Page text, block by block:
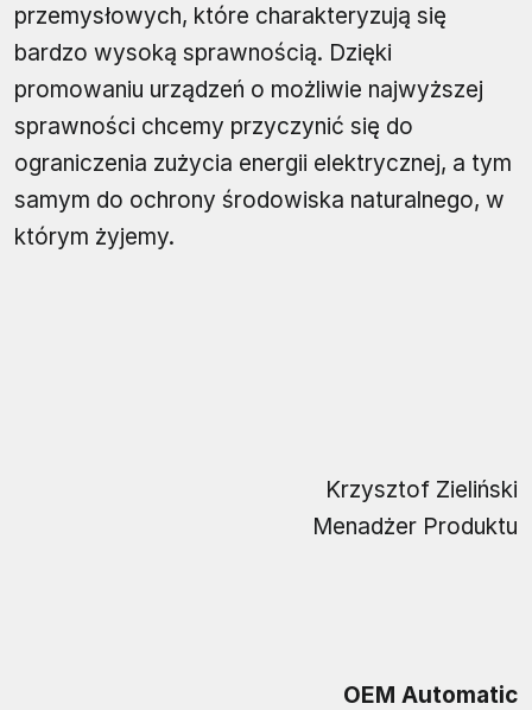
przemysłowych, które charakteryzują się
bardzo wysoką sprawnością. Dzięki
promowaniu urządzeń o możliwie najwyższej
sprawności chcemy przyczynić się do
ograniczenia zużycia energii elektrycznej, a tym
samym do ochrony środowiska naturalnego, w
którym żyjemy.
Krzysztof Zieliński
Menadżer Produktu
OEM Automatic